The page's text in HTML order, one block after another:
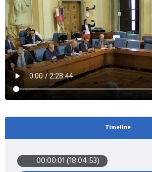
Timeline
00:00:01 (18:04:53)